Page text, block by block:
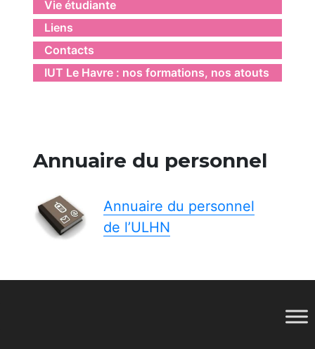
Vie étudiante
Liens
Contacts
IUT Le Havre : nos formations, nos atouts
Annuaire du personnel
Annuaire du personnel
de l’ULHN